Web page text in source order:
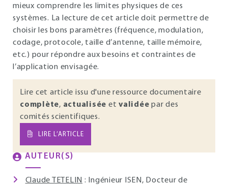
mieux comprendre les limites physiques de ces
systèmes. La lecture de cet article doit permettre de
choisir les bons paramètres (fréquence, modulation,
codage, protocole, taille d’antenne, taille mémoire,
etc.) pour répondre aux besoins et contraintes de
l’application envisagée.
Lire cet article issu d'une ressource documentaire
complète, actualisée et validée par des
comités scientifiques.
LIRE L’ARTICLE
AUTEUR(S)
Claude TETELIN : Ingénieur ISEN, Docteur de